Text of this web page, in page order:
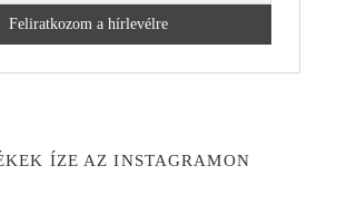
ÍZE AZ INSTAGRAMON